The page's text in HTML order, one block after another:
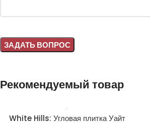
Рекомендуемый товар
White Hills: Угловая плитка Уайт